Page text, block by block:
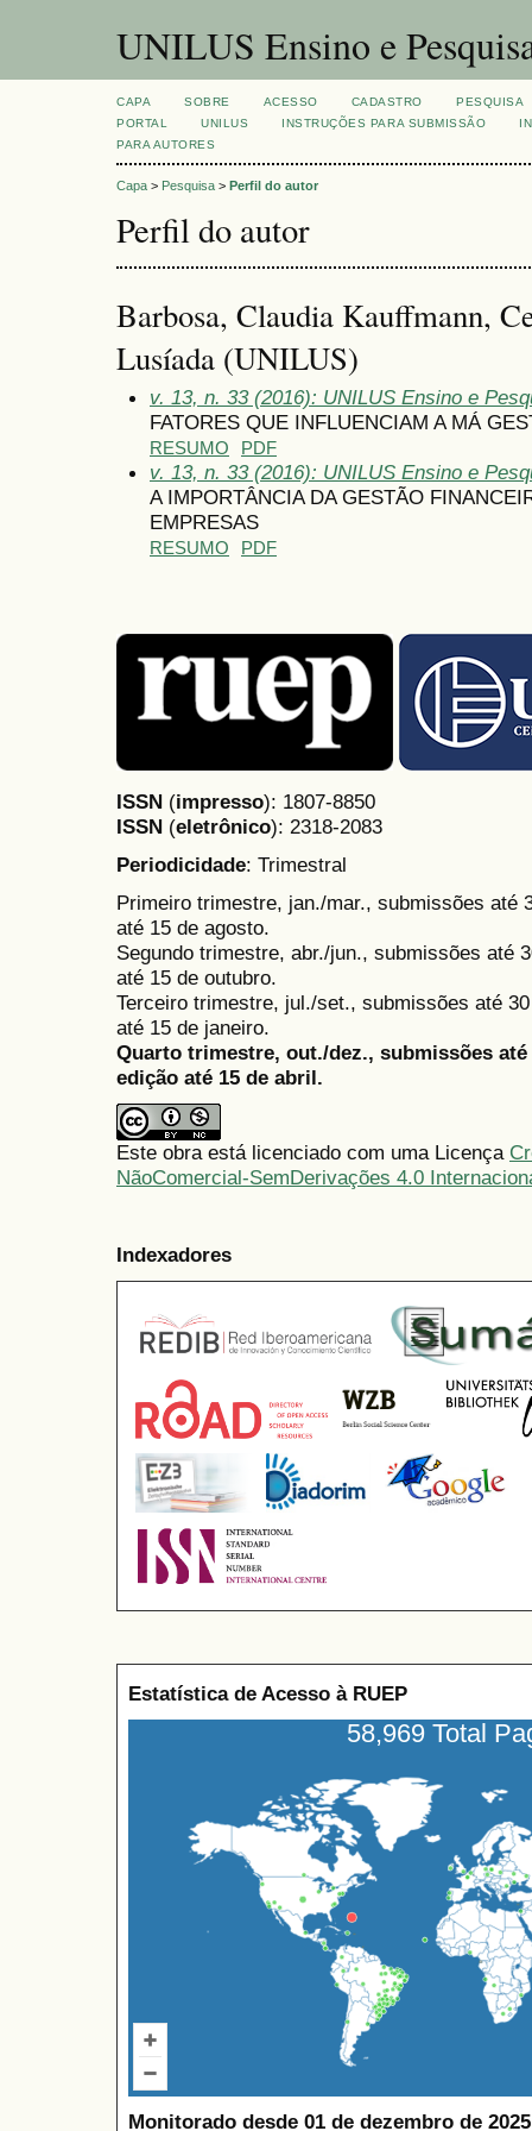
UNILUS Ensino e
CAPA SOBRE ACESSO CADASTRO
PESQUISA
PORTAL
UNILUS INSTRUÇÕES PARA SUBMISSÃO
PARA AUTORES
Capa > Pesquisa > Perfil do autor
Perfil do autor
Barbosa, Claudia Kauffmann,
Lusíada (UNILUS)
v. 13, n. 33 (2016): UNILUS Ensino e
FATORES QUE INFLUENCIAM A MÁ
RESUMO PDF
v. 13, n. 33 (2016): UNILUS Ensino e
A IMPORTÂNCIA DA GESTÃO
EMPRESAS
RESUMO PDF
ISSN (impresso): 1807-8850
ISSN (eletrônico): 2318-2083
Periodicidade: Trimestral
Primeiro trimestre, jan./mar., submissões até
até 15 de agosto.
Segundo trimestre, abr./jun., submissões até
até 15 de outubro.
Terceiro trimestre, jul./set., submissões até
até 15 de janeiro.
Quarto trimestre, out./dez., submissões
edição até 15 de abril.
Este obra está licenciado com uma Licença
NãoComercial-SemDerivações 4.0
Indexadores
Estatística de Acesso à RUEP
58,969 Total
Monitorado desde 01 de dezembro de